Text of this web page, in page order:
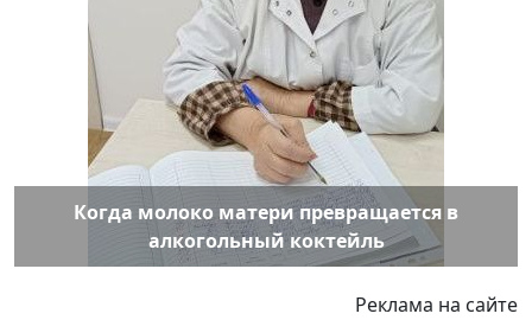
Когда молоко матери превращается в
алкогольный коктейль
Реклама на сайте